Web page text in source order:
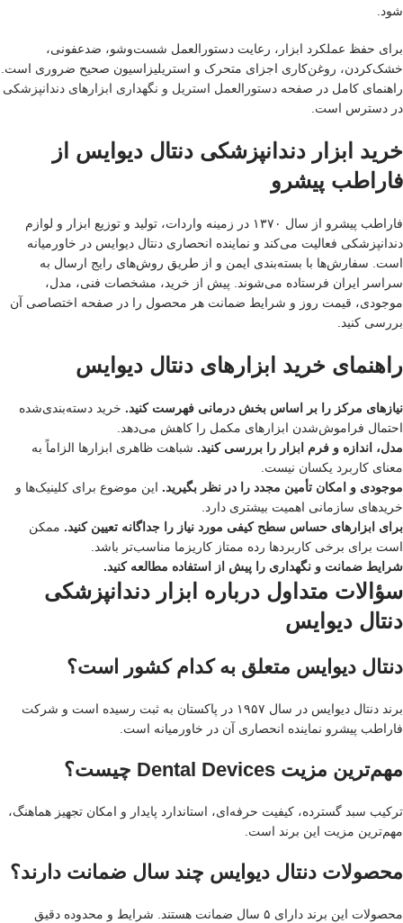
شود.
برای حفظ عملکرد ابزار، رعایت دستورالعمل شست‌وشو، ضدعفونی،
خشک‌کردن، روغن‌کاری اجزای متحرک و استریلیزاسیون صحیح ضروری است.
راهنمای کامل در صفحه دستورالعمل استریل و نگهداری ابزارهای دندانپزشکی
در دسترس است.
خرید ابزار دندانپزشکی دنتال دیوایس از
فاراطب پیشرو
فاراطب پیشرو از سال ۱۳۷۰ در زمینه واردات، تولید و توزیع ابزار و لوازم
دندانپزشکی فعالیت می‌کند و نماینده انحصاری دنتال دیوایس در خاورمیانه
است. سفارش‌ها با بسته‌بندی ایمن و از طریق روش‌های رایج ارسال به
سراسر ایران فرستاده می‌شوند. پیش از خرید، مشخصات فنی، مدل،
موجودی، قیمت روز و شرایط ضمانت هر محصول را در صفحه اختصاصی آن
بررسی کنید.
راهنمای خرید ابزارهای دنتال دیوایس
نیازهای مرکز را بر اساس بخش درمانی فهرست کنید. خرید دسته‌بندی‌شده
احتمال فراموش‌شدن ابزارهای مکمل را کاهش می‌دهد.
مدل، اندازه و فرم ابزار را بررسی کنید. شباهت ظاهری ابزارها الزاماً به
معنای کاربرد یکسان نیست.
موجودی و امکان تأمین مجدد را در نظر بگیرید. این موضوع برای کلینیک‌ها و
خریدهای سازمانی اهمیت بیشتری دارد.
برای ابزارهای حساس سطح کیفی مورد نیاز را جداگانه تعیین کنید. ممکن
است برای برخی کاربردها رده ممتاز کاریزما مناسب‌تر باشد.
شرایط ضمانت و نگهداری را پیش از استفاده مطالعه کنید.
سؤالات متداول درباره ابزار دندانپزشکی
دنتال دیوایس
دنتال دیوایس متعلق به کدام کشور است؟
برند دنتال دیوایس در سال ۱۹۵۷ در پاکستان به ثبت رسیده است و شرکت
فاراطب پیشرو نماینده انحصاری آن در خاورمیانه است.
مهم‌ترین مزیت Dental Devices چیست؟
ترکیب سبد گسترده، کیفیت حرفه‌ای، استاندارد پایدار و امکان تجهیز هماهنگ،
مهم‌ترین مزیت این برند است.
محصولات دنتال دیوایس چند سال ضمانت دارند؟
محصولات این برند دارای ۵ سال ضمانت هستند. شرایط و محدوده دقیق